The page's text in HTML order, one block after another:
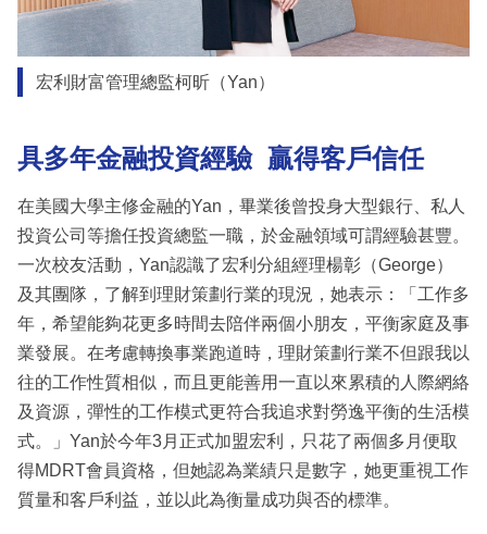
宏利財富管理總監柯昕（Yan）
具多年金融投資經驗 贏得客戶信任
在美國大學主修金融的Yan，畢業後曾投身大型銀行、私人
投資公司等擔任投資總監一職，於金融領域可謂經驗甚豐。
一次校友活動，Yan認識了宏利分組經理楊彰（George）
及其團隊，了解到理財策劃行業的現況，她表示：「工作多
年，希望能夠花更多時間去陪伴兩個小朋友，平衡家庭及事
業發展。在考慮轉換事業跑道時，理財策劃行業不但跟我以
往的工作性質相似，而且更能善用一直以來累積的人際網絡
及資源，彈性的工作模式更符合我追求對勞逸平衡的生活模
式。」Yan於今年3月正式加盟宏利，只花了兩個多月便取
得MDRT會員資格，但她認為業績只是數字，她更重視工作
質量和客戶利益，並以此為衡量成功與否的標準。